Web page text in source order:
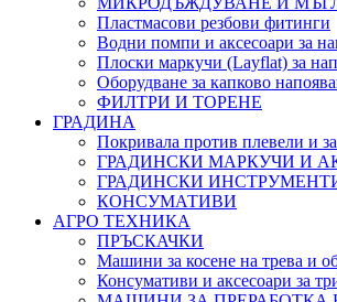
Пластмасови резбови фитинги
Водни помпи и аксесоари за
Плоски маркучи (Layflat) за
Оборудване за капково
ФИЛТРИ И ТОРЕНЕ
ГРАДИНА
Покривала против плевели и
ГРАДИНСКИ МАРКУЧИ И
ГРАДИНСКИ
КОНСУМАТИВИ
АГРО ТЕХНИКА
ПРЪСКАЧКИ
Машини за косене на трева и
Консумативи и аксесоари за